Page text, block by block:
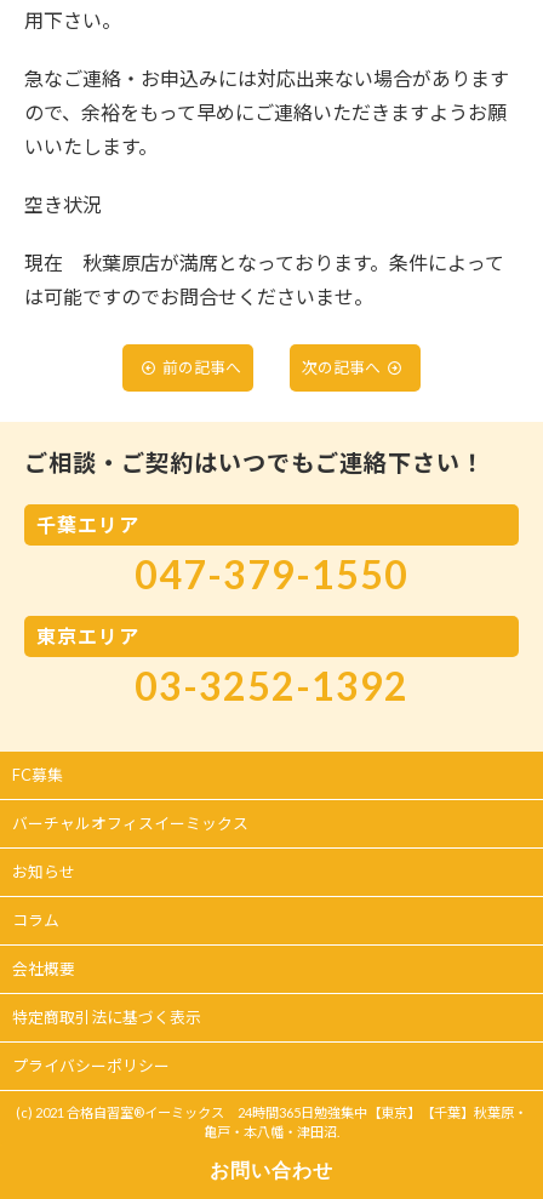
用下さい。
急なご連絡・お申込みには対応出来ない場合があります
ので、余裕をもって早めにご連絡いただきますようお願
いいたします。
空き状況
現在 秋葉原店が満席となっております。条件によって
は可能ですのでお問合せくださいませ。
前の記事へ 次の記事へ
ご相談・ご契約はいつでもご連絡下さい！
千葉エリア
047-379-1550
東京エリア
03-3252-1392
オンライン契約
お問い合わせ
FC募集
バーチャルオフィスイーミックス
お知らせ
コラム
会社概要
特定商取引法に基づく表示
プライバシーポリシー
(c) 2021 合格自習室®イーミックス 24時間365日勉強集中【東京】【千葉】秋葉原・
亀戸・本八幡・津田沼.
お問い合わせ